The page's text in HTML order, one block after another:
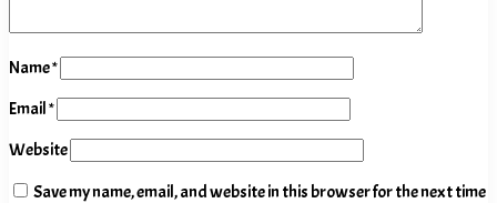
Name*
Email*
Website
Save my name, email, and website in this browser for the next time